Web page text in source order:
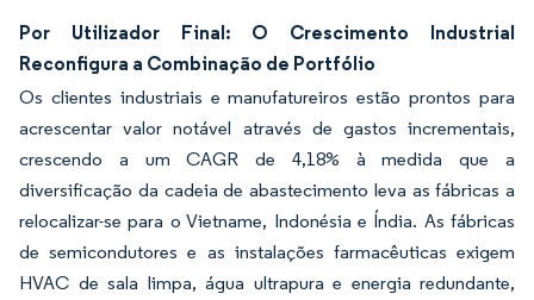
Por Utilizador Final: O Crescimento Industrial
Reconfigura a Combinação de Portfólio
Os clientes industriais e manufatureiros estão prontos para
acrescentar valor notável através de gastos incrementais,
crescendo a um CAGR de 4,18% à medida que a
diversificação da cadeia de abastecimento leva as fábricas a
relocalizar-se para o Vietname, Indonésia e Índia. As fábricas
de semicondutores e as instalações farmacêuticas exigem
HVAC de sala limpa, água ultrapura e energia redundante,